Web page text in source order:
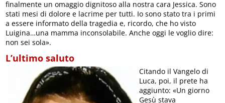
finalmente un omaggio dignitoso alla nostra cara Jessica. Sono
stati mesi di dolore e lacrime per tutti. Io sono stato tra i primi
a essere informato della tragedia e, ricordo, che ho visto
Luigina…una mamma inconsolabile. Anche oggi le voglio dire:
non sei sola».
L’ultimo saluto
Citando il Vangelo di
Luca, poi, il prete ha
aggiunto: «Un giorno
Gesù stava